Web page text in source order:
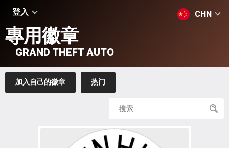
登入 CHN
專用徽章
GRAND THEFT AUTO
加入自己的徽章 热门